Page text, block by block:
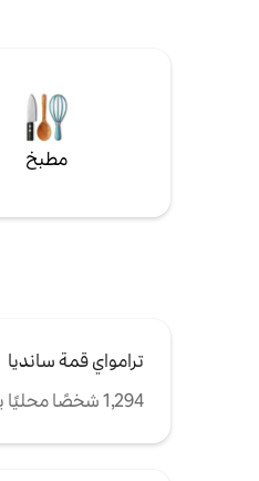
المقاعد للاستمتاع بها أيضًا.
مطبخ
ترامواي قمة سانديا
1,294 شخصًا محليًا يوصي بهذا